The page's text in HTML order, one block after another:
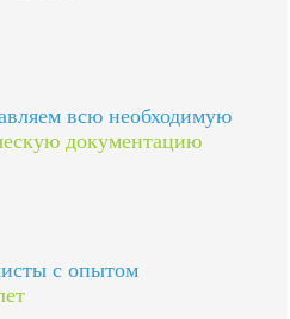
всю необходимую
документацию
с опытом